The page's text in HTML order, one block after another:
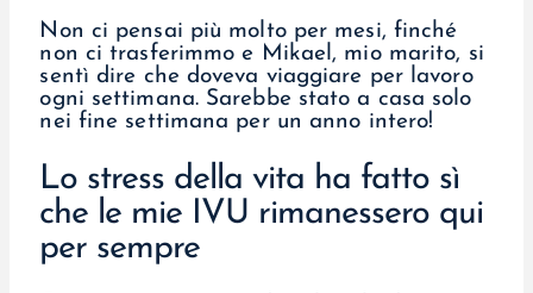
Non ci pensai più molto per mesi, finché
non ci trasferimmo e Mikael, mio marito, si
sentì dire che doveva viaggiare per lavoro
ogni settimana. Sarebbe stato a casa solo
nei fine settimana per un anno intero!
Lo stress della vita ha fatto sì
che le mie IVU rimanessero qui
per sempre